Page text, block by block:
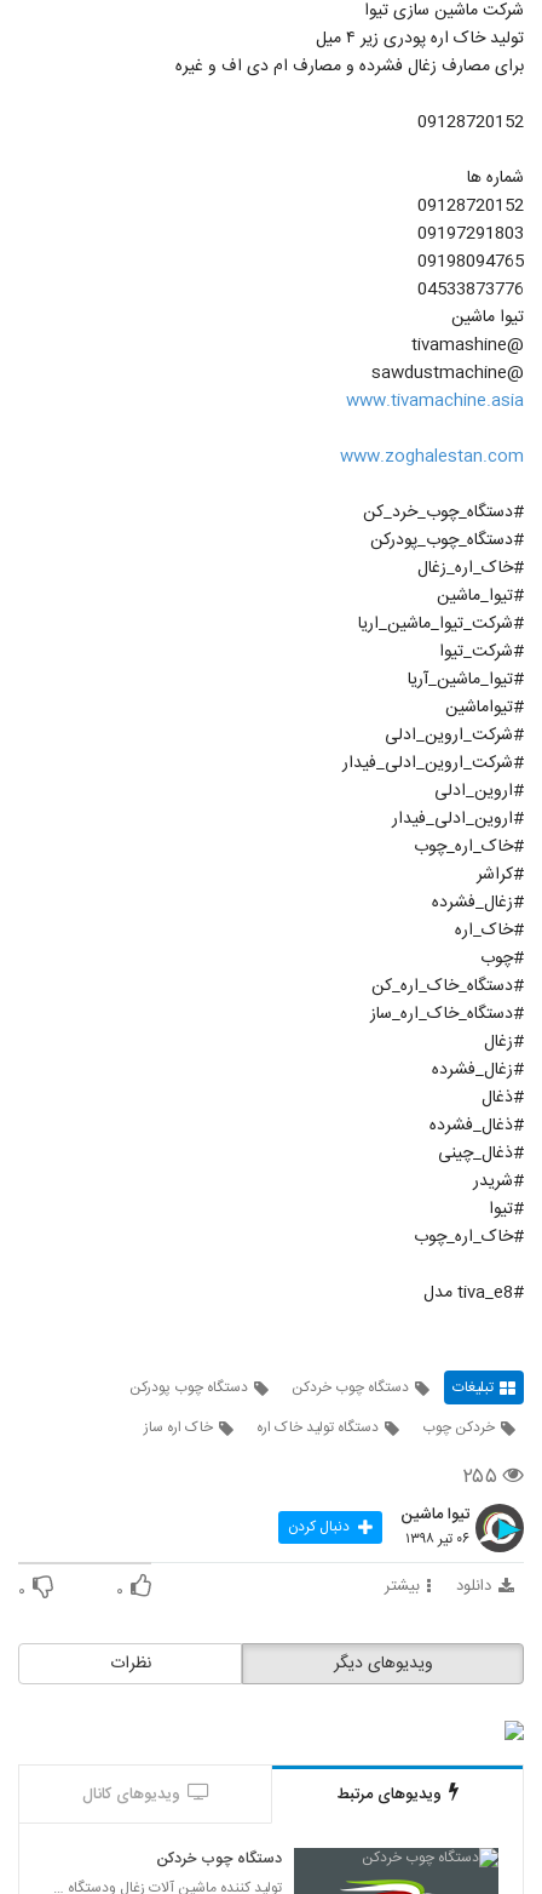
شرکت ماشین سازی تیوا
تولید خاک اره پودری زیر ۴ میل
برای مصارف زغال فشرده و مصارف ام دی اف و غیره
09128720152
شماره ها
09128720152
09197291803
09198094765
04533873776
تیوا ماشین
@tivamashine
@sawdustmachine
www.tivamachine.asia
www.zoghalestan.com
#دستگاه_چوب_خرد_کن
#دستگاه_چوب_پودرکن
#خاک_اره_زغال
#تیوا_ماشین
#شرکت_تیوا_ماشین_اریا
#شرکت_تیوا
#تیوا_ماشین_آریا
#تیواماشین
#شرکت_اروین_ادلی
#شرکت_اروین_ادلی_فیدار
#اروین_ادلی
#اروین_ادلی_فیدار
#خاک_اره_چوب
#کراشر
#زغال_فشرده
#خاک_اره
#چوب
#دستگاه_خاک_اره_کن
#دستگاه_خاک_اره_ساز
#زغال
#زغال_فشرده
#ذغال
#ذغال_فشرده
#ذغال_چینی
#شریدر
#تیوا
#خاک_اره_چوب
#tiva_e8 مدل
تبلیغات دستگاه چوب خردکن
دستگاه چوب پودرکن
خردکن چوب
دستگاه تولید خاک اره خاک اره ساز
۲۵۵
تیوا ماشین
۰۶ تیر ۱۳۹۸ دنبال کردن
دانلود بیشتر ۰ ۰
نظرات ویدیوهای دیگر
ویدیوهای مرتبط ویدیوهای کانال
دستگاه چوب خردکن
تولید کننده ماشین آلات زغال ودستگاه های چوب پودرکن